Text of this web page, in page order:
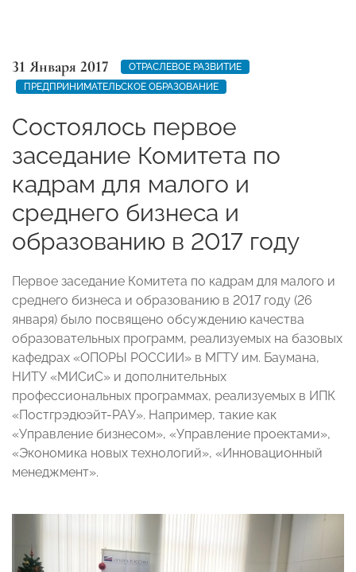
31 Января 2017
ОТРАСЛЕВОЕ РАЗВИТИЕ
ПРЕДПРИНИМАТЕЛЬСКОЕ ОБРАЗОВАНИЕ
Состоялось первое
заседание Комитета по
кадрам для малого и
среднего бизнеса и
образованию в 2017 году
Первое заседание Комитета по кадрам для малого и
среднего бизнеса и образованию в 2017 году (26
января) было посвящено обсуждению качества
образовательных программ, реализуемых на базовых
кафедрах «ОПОРЫ РОССИИ» в МГТУ им. Баумана,
НИТУ «МИСиС» и дополнительных
профессиональных программах, реализуемых в ИПК
«Постгрэдюэйт-РАУ». Например, такие как
«Управление бизнесом», «Управление проектами»,
«Экономика новых технологий», «Инновационный
менеджмент».